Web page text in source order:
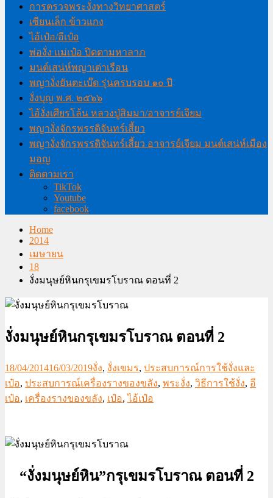
การตรวจพระงั่งทางวิทยาศาสตร์
เซียนเล็ก ข้าวแกง
ไอ้เป๋อ/อีเป๋อ
พ่องั่ง แม่เป๋อ ปิดตามหาลาภ
มนต์เสน่ห์พญาเต่าเรือน
พญางั่งยันตะเบ๊ด รุ่นครบรอบ ๑๐ ปี
งั่งบุญ พ.ศ. ๒๕๖๖
ไอ้งั่งเศียรโล้น หลวงปู่สิมมา/อาจารย์เจียม
พญางั่งจักรพรรดิจันทร์เสี้ยว
พญางั่งจักรพรรดิจันทร์เสี้ยว อาจารย์เจียม มนต์เสน่ห์เมือง
มอญ
ติดตามเรา
TikTok
Youtube
facebook
Home
2014
เมษายน
18
งั่งมนุษย์หินกรุเขมรโบราณ ตอนที่ 2
งั่งมนุษย์หินกรุเขมรโบราณ ตอนที่ 2
18/04/201416/03/2019งั่ง, งั่งเขมร, ประสบการณ์การใช้งั่งและ
เป๋อ, ประสบการณ์เครื่องรางของขลัง, พระงั่ง, วิธีการใช้งั่ง, อี
เป๋อ, เครื่องรางของขลัง, เป๋อ,ไอ้เป๋อ
“งั่งมนุษย์หิน”กรุเขมรโบราณ ตอนที่ 2